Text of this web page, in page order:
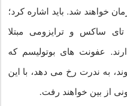
خواهند شد. باید اشاره کرد؛
تای ساکس و ترایزومی مبتلا
عفونت های بوتولیسم که
به ندرت رخ می دهد، با این
از بین خواهند رفت.